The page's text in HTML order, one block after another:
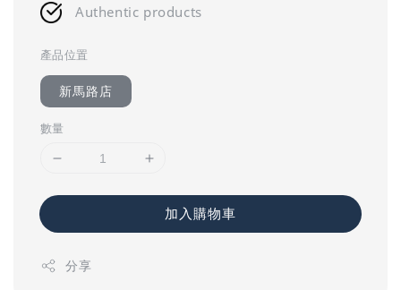
Authentic products
產品位置
新馬路店
數量
加入購物車
分享